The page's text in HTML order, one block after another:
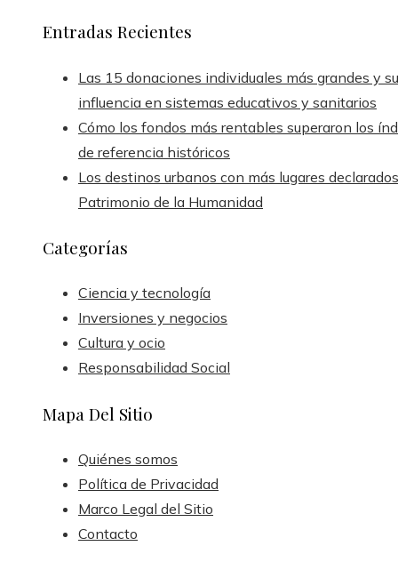
Entradas Recientes
Las 15 donaciones individuales más grandes y su
influencia en sistemas educativos y sanitarios
Cómo los fondos más rentables superaron los
de referencia históricos
Los destinos urbanos con más lugares declarados
Patrimonio de la Humanidad
Categorías
Ciencia y tecnología
Inversiones y negocios
Cultura y ocio
Responsabilidad Social
Mapa Del Sitio
Quiénes somos
Política de Privacidad
Marco Legal del Sitio
Contacto